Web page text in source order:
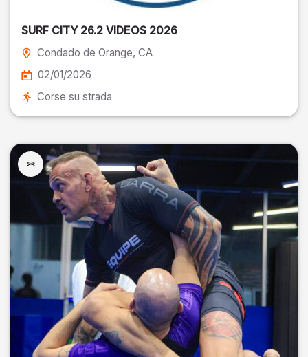
SURF CITY 26.2 VIDEOS 2026
Condado de Orange, CA
02/01/2026
Corse su strada